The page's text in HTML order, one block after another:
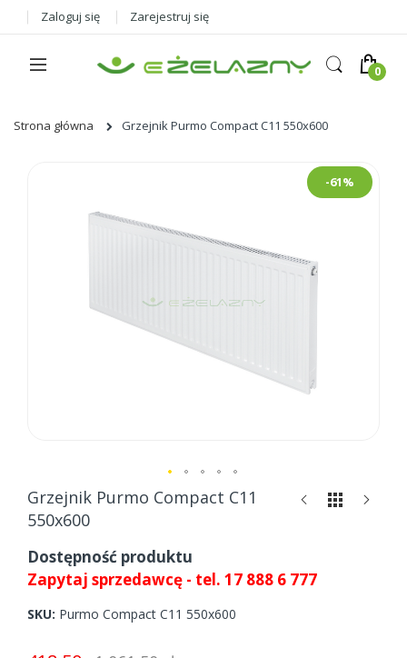
Zaloguj się Zarejestruj się
Strona główna Grzejnik Purmo Compact C11 550x600
-61%
Skip
to
beginning
of
the
images
Grzejnik Purmo Compact C11
550x600
Dostępność produktu
Zapytaj sprzedawcę - tel. 17 888 6 777
SKU Purmo Compact C11 550x600